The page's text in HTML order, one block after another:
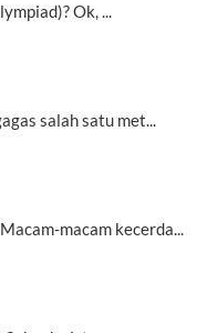
Ok, ...
salah satu met...
macam kecerda...